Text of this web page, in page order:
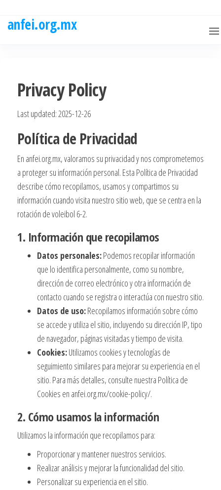
anfei.org.mx
Privacy Policy
Last updated: 2025-12-26
Política de Privacidad
En anfei.org.mx, valoramos su privacidad y nos comprometemos
a proteger su información personal. Esta Política de Privacidad
describe cómo recopilamos, usamos y compartimos su
información cuando visita nuestro sitio web, que se centra en la
rotación de voleibol 6-2.
1. Información que recopilamos
Datos personales:Podemos recopilar información
que lo identifica personalmente, como su nombre,
dirección de correo electrónico y otra información de
contacto cuando se registra o interactúa con nuestro sitio.
Datos de uso:Recopilamos información sobre cómo
se accede y utiliza el sitio, incluyendo su dirección IP, tipo
de navegador, páginas visitadas y tiempo de visita.
Cookies:Utilizamos cookies y tecnologías de
seguimiento similares para mejorar su experiencia en el
sitio. Para más detalles, consulte nuestra Política de
Cookies en anfei.org.mx/cookie-policy/.
2. Cómo usamos la información
Utilizamos la información que recopilamos para:
Proporcionar y mantener nuestros servicios.
Realizar análisis y mejorar la funcionalidad del sitio.
Personalizar su experiencia en el sitio.